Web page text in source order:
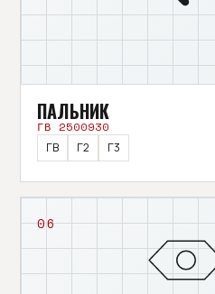
ПАЛЬНИК
ГВ 2500930
ГВ
Г2 Г3
06